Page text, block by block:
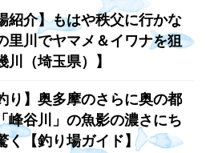
紹介】もはや秩父に行かな
里川でヤマメ＆イワナを狙
川（埼玉県）】
り】奥多摩のさらに奥の都
峰谷川」の魚影の濃さにち
く【釣り場ガイド】